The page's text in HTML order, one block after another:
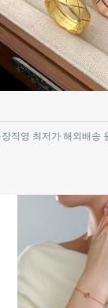
직영 최저가 해외배송